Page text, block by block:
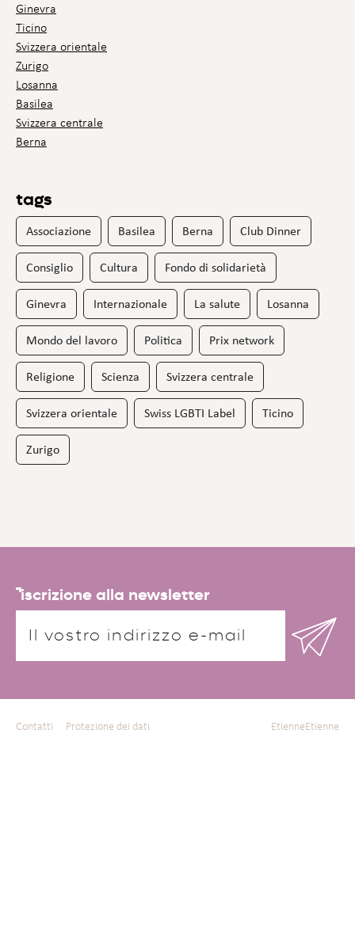
Ginevra
Ticino
Svizzera orientale
Zurigo
Losanna
Basilea
Svizzera centrale
Berna
tags
Associazione Basilea Berna Club Dinner
Consiglio Cultura Fondo di solidarietà
Ginevra Internazionale La salute Losanna
Mondo del lavoro Politica Prix network
Religione Scienza Svizzera centrale
Svizzera orientale Swiss LGBTI Label Ticino
Zurigo
iscrizione alla newsletter
Contatti Protezione dei dati EtienneEtienne